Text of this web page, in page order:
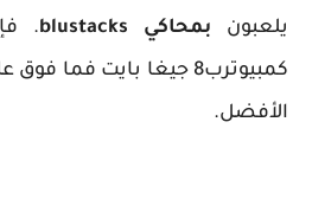
يلعبون بمحاكي blustacks
.
كمبيوترب8 جيغا بايت
الأفضل.